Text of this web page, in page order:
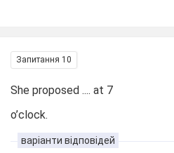
Запитання 10
She proposed .... at 7
o’clock.
варіанти відповідей